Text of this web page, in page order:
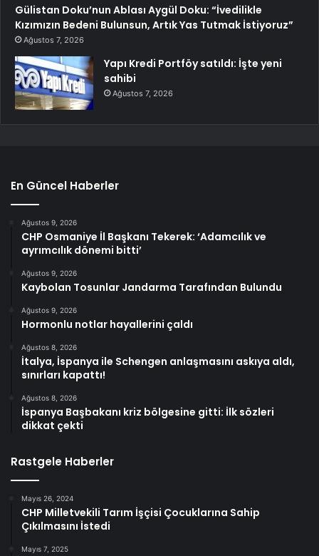
Gülistan Doku’nun Ablası Aygül Doku: “İvedilikle
Kızımızın Bedeni Bulunsun, Artık Yas Tutmak İstiyoruz”
Ağustos 7, 2026
Yapı Kredi Portföy satıldı: İşte yeni
sahibi
Ağustos 7, 2026
En Güncel Haberler
Ağustos 9, 2026
CHP Osmaniye İl Başkanı Tekerek: ‘Adamcılık ve
ayrımcılık dönemi bitti’
Ağustos 9, 2026
Kaybolan Tosunlar Jandarma Tarafından Bulundu
Ağustos 9, 2026
Hormonlu notlar hayallerini çaldı
Ağustos 8, 2026
İtalya, İspanya ile Schengen anlaşmasını askıya aldı,
sınırları kapattı!
Ağustos 8, 2026
İspanya Başbakanı kriz bölgesine gitti: İlk sözleri
dikkat çekti
Rastgele Haberler
Mayıs 26, 2024
CHP Milletvekili Tarım İşçisi Çocuklarına Sahip
Çıkılmasını İstedi
Mayıs 7, 2025